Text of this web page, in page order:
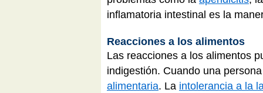
inflamatoria intestinal es la
Reacciones a los alimentos
Las reacciones a los alimentos
indigestión. Cuando una
alimentaria. La intolerancia a la